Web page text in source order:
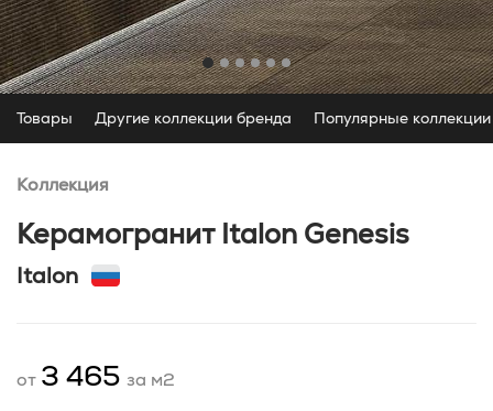
Товары Другие коллекции бренда Популярные коллекции
Коллекция
Керамогранит Italon Genesis
Italon
от 3 465 за м2